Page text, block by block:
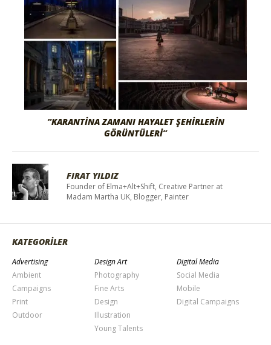
“KARANTINA ZAMANI HAYALET ŞEHIRLERIN
GÖRÜNTÜLERI”
FIRAT YILDIZ
Founder of Elma+Alt+Shift, Creative Partner at
Madam Martha UK, Blogger, Painter
KATEGORİLER
Advertising
Ambient
Campaigns
Print
Outdoor
Design Art
Photography
Fine Arts
Design
Illustration
Young Talents
Digital Media
Social Media
Mobile
Digital Campaigns